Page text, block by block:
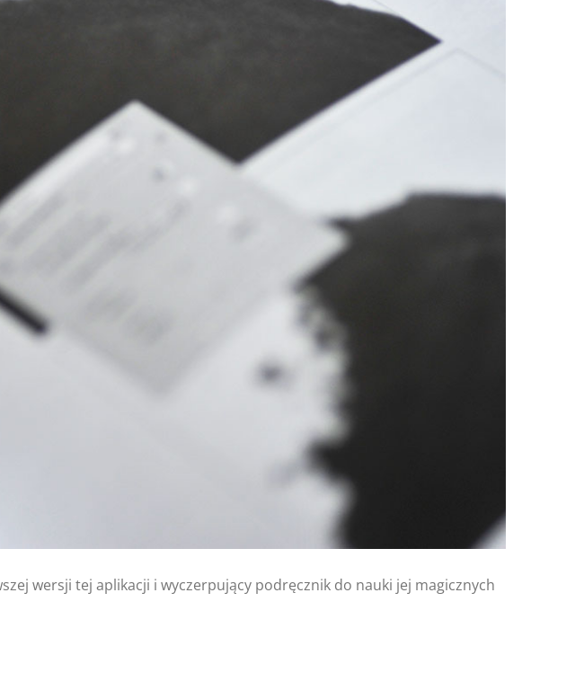
wersji tej aplikacji i wyczerpujący podręcznik do nauki jej magicznych